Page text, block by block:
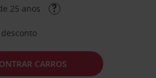
25 anos
CARROS